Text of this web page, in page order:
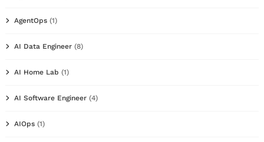
AgentOps (1)
AI Data Engineer (8)
AI Home Lab (1)
AI Software Engineer (4)
AIOps (1)